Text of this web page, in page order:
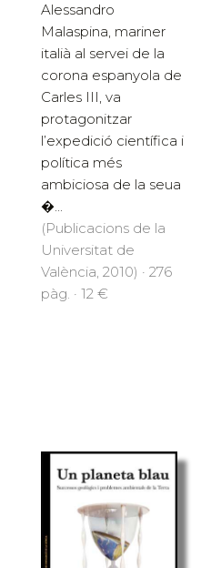
Alessandro
Malaspina, mariner
italià al servei de la
corona espanyola de
Carles III, va
protagonitzar
l’expedició científica i
política més
ambiciosa de la seua
�...
(Publicacions de la
Universitat de
València, 2010) · 276
pàg. · 12 €